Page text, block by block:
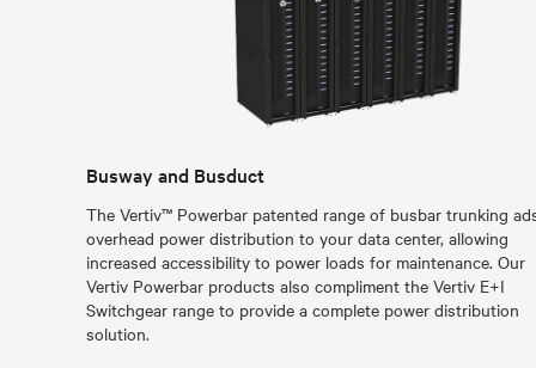
Busway and Busduct
The Vertiv™ Powerbar patented range of busbar trunking
overhead power distribution to your data center, allowing
increased accessibility to power loads for maintenance. Our
Vertiv Powerbar products also compliment the Vertiv E+I
Switchgear range to provide a complete power distribution
solution.